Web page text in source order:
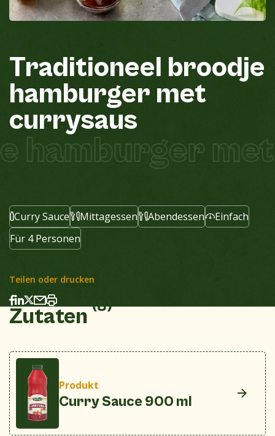
Traditioneel broodje
hamburger met
currysaus
hamburger
Curry Sauce Mittagessen Abendessen
Einfach
Für 4 Personen
Teilen oder drucken
Zutaten (8)
Produkt
Curry Sauce 900 ml